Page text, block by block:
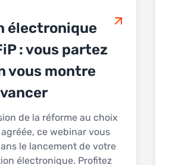
électronique
: vous partez
vous montre
de la réforme au choix
ce webinar vous
le lancement de votre
électronique. Profitez